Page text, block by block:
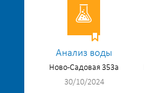
Анализ воды
Ново-Садовая 353а
30/10/2024